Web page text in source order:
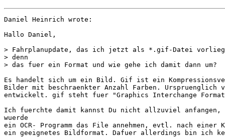
Daniel Heinrich wrote:
Hallo Daniel,
> Fahrplanupdate, das ich jetzt als *.gif-Datei
> denn
> das fuer ein Format und wie gehe ich damit dann um?
Es handelt sich um ein Bild. Gif ist ein
Bilder mit beschraenkter Anzahl Farben. Urspruenglich
entwickelt. gif steht fuer "Graphics Interchange
Ich fuerchte damit kannst Du nicht allzuviel
wuerde
ein OCR- Programm das File annehmen, evtl. nach einer
ein geeignetes Bildformat. Dafuer allerdings bin ich